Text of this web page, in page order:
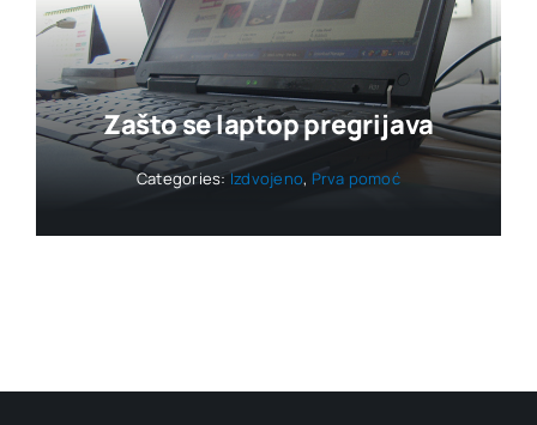
Zašto se laptop pregrijava
Categories:Izdvojeno, Prva pomoć